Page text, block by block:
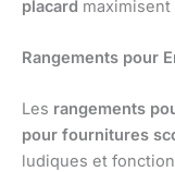
placard
Rangements pour
Les rangements
pour fournitures
ludiques et